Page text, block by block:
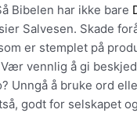
Bibelen har ikke bare
Salvesen. Skade
er stemplet på
vennlig å gi
Unngå å bruke ord
godt for selskapet